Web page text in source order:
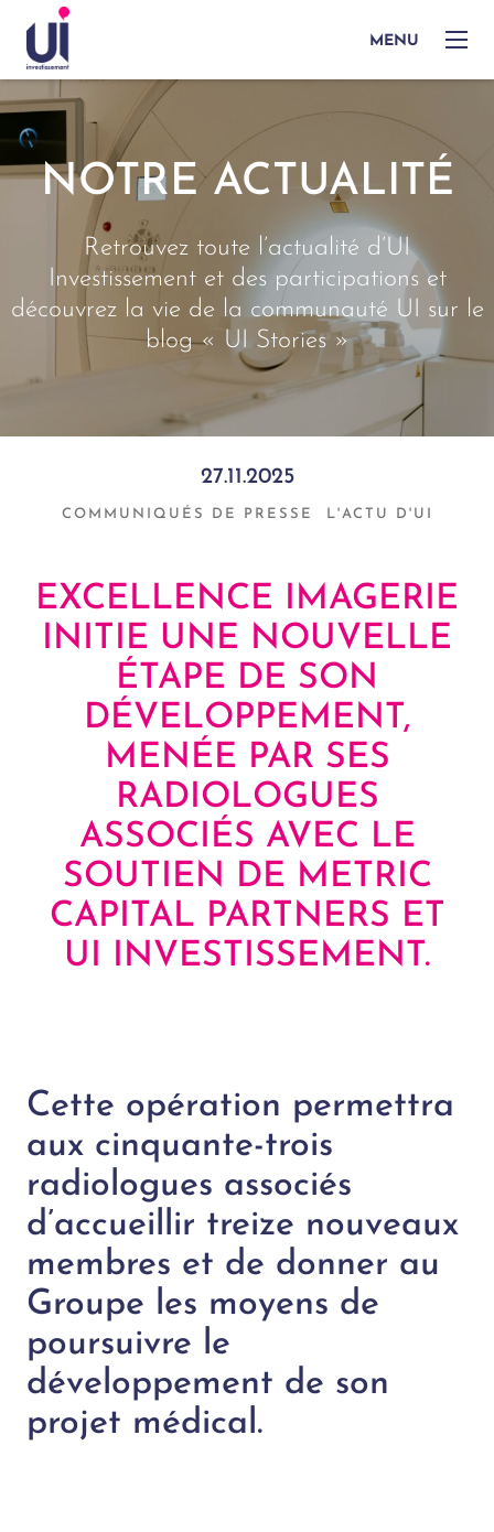
MENU
NOTRE ACTUALITÉ
Retrouvez toute l’actualité d’UI
Investissement et des participations et
découvrez la vie de la communauté UI sur le
blog « UI Stories »
27.11.2025
COMMUNIQUÉS DE PRESSE L'ACTU D'UI
EXCELLENCE IMAGERIE
INITIE UNE NOUVELLE
ÉTAPE DE SON
DÉVELOPPEMENT,
MENÉE PAR SES
RADIOLOGUES
ASSOCIÉS AVEC LE
SOUTIEN DE METRIC
CAPITAL PARTNERS ET
UI INVESTISSEMENT.
Cette opération permettra
aux cinquante-trois
radiologues associés
d’accueillir treize nouveaux
membres et de donner au
Groupe les moyens de
poursuivre le
développement de son
projet médical.